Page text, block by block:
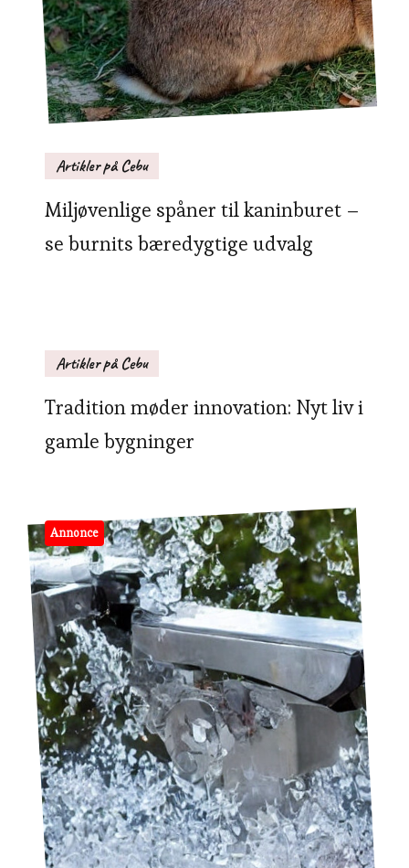
Artikler på Cebu
Miljøvenlige spåner til kaninburet –
se burnits bæredygtige udvalg
Artikler på Cebu
Tradition møder innovation: Nyt liv i
gamle bygninger
Annonce